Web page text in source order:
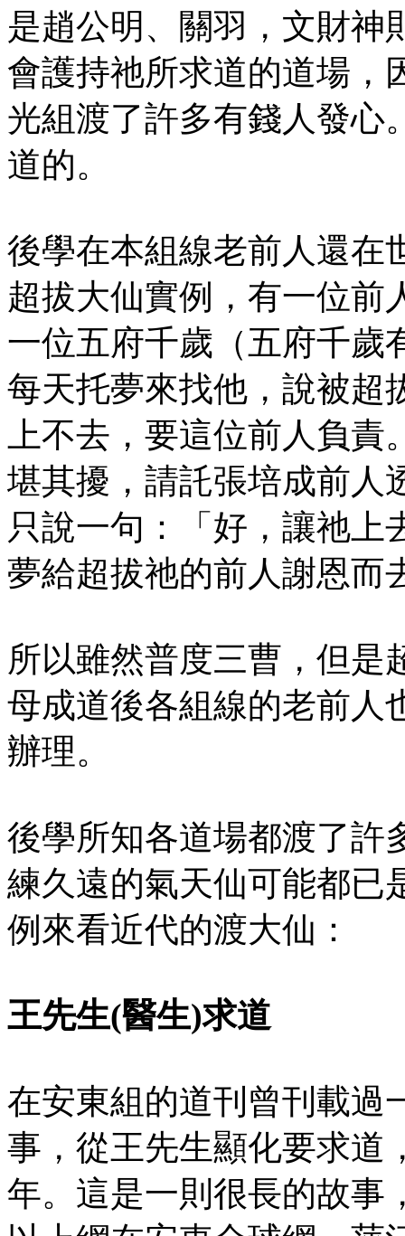
是趙公明、關羽，文財神
會護持祂所求道的道場，
光組渡了許多有錢人發心
道的。
後學在本組線老前人還在
超拔大仙實例，有一位前
一位五府千歲（五府千歲
每天托夢來找他，說被超
上不去，要這位前人負
堪其擾，請託張培成前人
只說一句：「好，讓祂上
夢給超拔祂的前人謝恩而
所以雖然普度三曹，但是
母成道後各組線的老前人
辦理。
後學所知各道場都渡了許
練久遠的氣天仙可能都已
例來看近代的渡大仙：
王先生(醫生)求道
在安東組的道刊曾刊載過
事，從王先生顯化要求道
年。這是一則很長的故事